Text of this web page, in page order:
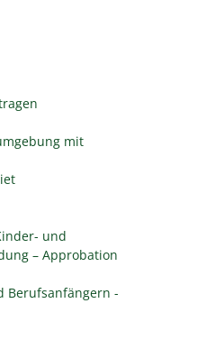
mit
und
– Approbation
Berufsanfängern -